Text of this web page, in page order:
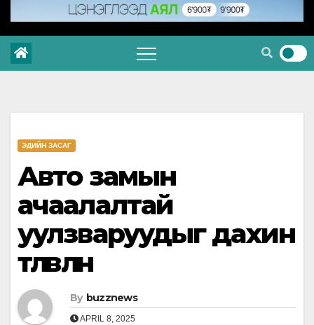
ЭДИЙН ЗАСАГ
Авто замын
ачаалалтай
уулзваруудыг дахин
төлөвлөнө
By buzznews
APRIL 8, 2025